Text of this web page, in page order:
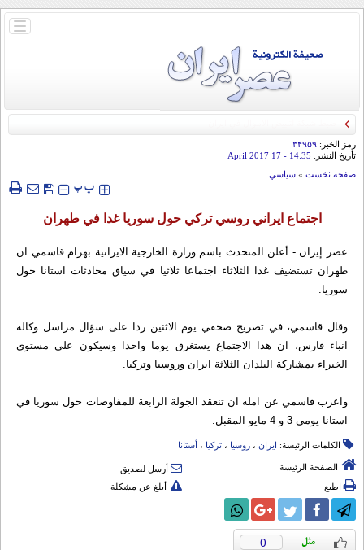
باز
رمز الخبر: ۳۴۹۵۹
تأريخ النشر: 14:35
- 17 April 2017
صفحه نخست » سياسي
‍‍‍ پپ
اجتماع ايراني روسي تركي حول سوريا غدا في طهران
عصر إيران - أعلن المتحدث باسم وزارة الخارجية الايرانية بهرام قاسمي ان
طهران تستضيف غدا الثلاثاء اجتماعا ثلاثيا في سياق محادثات استانا حول
سوريا.
وقال قاسمي، في تصريح صحفي يوم الاثنين ردا على سؤال مراسل وكالة
انباء فارس، ان هذا الاجتماع يستغرق يوما واحدا وسيكون على مستوى
الخبراء بمشاركة البلدان الثلاثة ايران وروسيا وتركيا.
واعرب قاسمي عن امله ان تنعقد الجولة الرابعة للمفاوضات حول سوريا في
استانا يومي 3 و 4 مايو المقبل.
الكلمات الرئيسة: ایران ، روسیا ، ترکیا ، أستانا
الصفحة الرئيسة
أرسل لصديق
اطبع
أبلغ عن مشكلة
0